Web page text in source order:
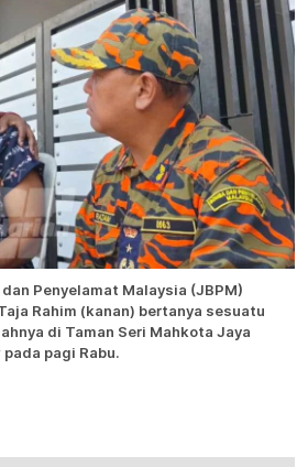
Penyelamat Malaysia (JBPM)
Rahim (kanan) bertanya sesuatu
di Taman Seri Mahkota Jaya
pagi Rabu.